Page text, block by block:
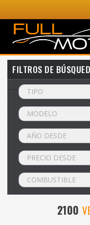
FILTROS DE
2100